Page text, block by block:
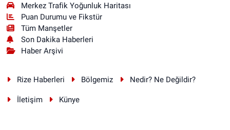
Merkez Trafik Yoğunluk Haritası
Puan Durumu ve Fikstür
Tüm Manşetler
Son Dakika Haberleri
Haber Arşivi
Rize Haberleri Bölgemiz Nedir? Ne Değildir?
İletişim Künye